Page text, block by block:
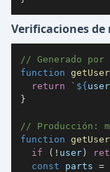
Verificaciones
// Generado
function
return
` ${user
}
// Producción:
function
if
( ! user)
const parts =